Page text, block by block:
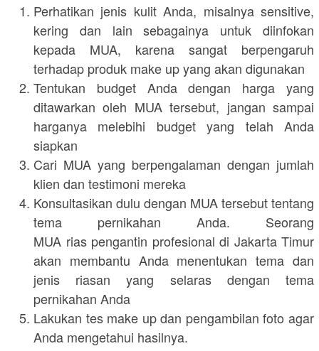
Perhatikan jenis kulit Anda, misalnya sensitive,
kering dan lain sebagainya untuk diinfokan
kepada MUA, karena sangat berpengaruh
terhadap produk make up yang akan digunakan
Tentukan budget Anda dengan harga yang
ditawarkan oleh MUA tersebut, jangan sampai
harganya melebihi budget yang telah Anda
siapkan
Cari MUA yang berpengalaman dengan jumlah
klien dan testimoni mereka
Konsultasikan dulu dengan MUA tersebut tentang
tema pernikahan Anda. Seorang
MUA rias pengantin profesional di Jakarta Timur
akan membantu Anda menentukan tema dan
jenis riasan yang selaras dengan tema
pernikahan Anda
Lakukan tes make up dan pengambilan foto agar
Anda mengetahui hasilnya.